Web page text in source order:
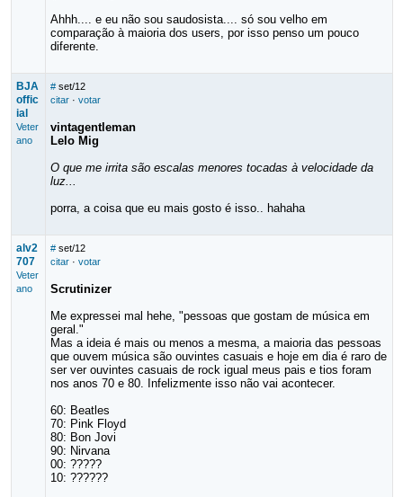
Ahhh.... e eu não sou saudosista.... só sou velho em
comparação à maioria dos users, por isso penso um pouco
diferente.
BJA
offic
ial
Veter
ano
# set/12
citar· votar
vintagentleman
Lelo Mig
O que me irrita são escalas menores tocadas à velocidade da
luz...
porra, a coisa que eu mais gosto é isso.. hahaha
alv2
707
Veter
ano
# set/12
citar· votar
Scrutinizer
Me expressei mal hehe, "pessoas que gostam de música em
geral."
Mas a ideia é mais ou menos a mesma, a maioria das pessoas
que ouvem música são ouvintes casuais e hoje em dia é raro de
ser ver ouvintes casuais de rock igual meus pais e tios foram
nos anos 70 e 80. Infelizmente isso não vai acontecer.
60: Beatles
70: Pink Floyd
80: Bon Jovi
90: Nirvana
00: ?????
10: ??????